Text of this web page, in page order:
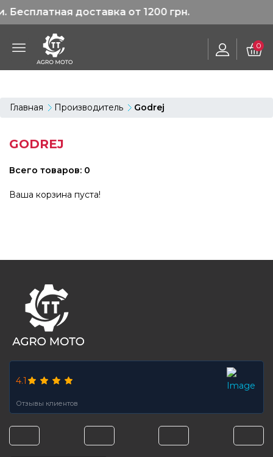
доставка от 1200 грн.
0
Главная Производитель Godrej
GODREJ
Всего товаров: 0
Ваша корзина пуста!
4.1
Отзывы клиентов